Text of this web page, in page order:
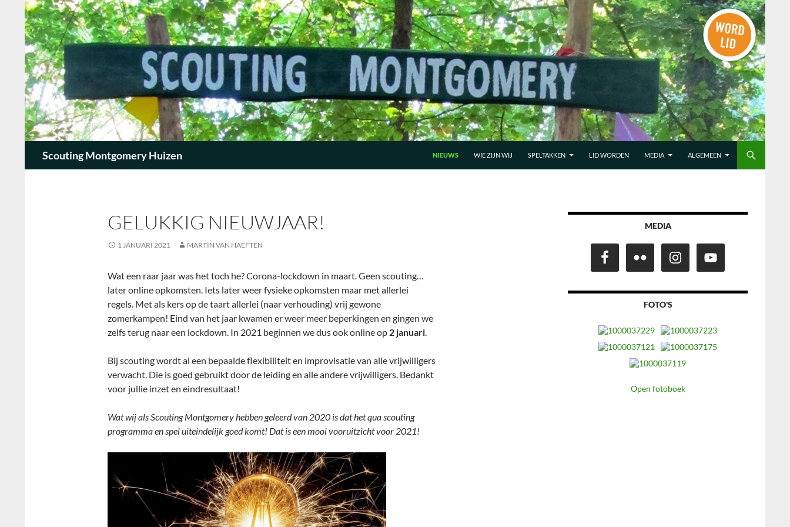
Scouting Montgomery Huizen
NIEUWS
WIE ZIJN WIJ SPELTAKKEN LID WORDEN MEDIA ALGEMEEN
GELUKKIG NIEUWJAAR!
1 JANUARI 2021 MARTIN VAN HAEFTEN
Wat een raar jaar was het toch he? Corona-lockdown in maart. Geen scouting…
later online opkomsten. Iets later weer fysieke opkomsten maar met allerlei
regels. Met als kers op de taart allerlei (naar verhouding) vrij gewone
zomerkampen! Eind van het jaar kwamen er weer meer beperkingen en gingen we
zelfs terug naar een lockdown. In 2021 beginnen we dus ook online op 2 januari.
Bij scouting wordt al een bepaalde flexibiliteit en improvisatie van alle vrijwilligers
verwacht. Die is goed gebruikt door de leiding en alle andere vrijwilligers. Bedankt
voor jullie inzet en eindresultaat!
Wat wij als Scouting Montgomery hebben geleerd van 2020 is dat het qua scouting
programma en spel uiteindelijk goed komt! Dat is een mooi vooruitzicht voor 2021!
MEDIA
FOTO'S
Open fotoboek